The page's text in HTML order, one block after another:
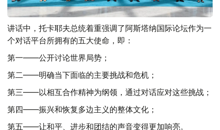
讲话中，托卡耶夫总统着重强调了阿斯塔纳国际论坛作为一
个对话平台所拥有的五大使命，即：
第一——公开讨论世界局势；
第二——明确当下面临的主要挑战和危机；
第三——以相互合作精神为纲领，通过对话应对这些挑战；
第四——振兴和恢复多边主义的整体文化；
第五——让和平、进步和团结的声音变得更加响亮。